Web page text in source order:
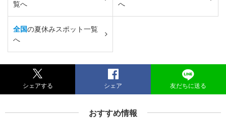
覧へ
へ
全国の夏休みスポット一覧
へ
シェアする シェア 友だちに送る
おすすめ情報